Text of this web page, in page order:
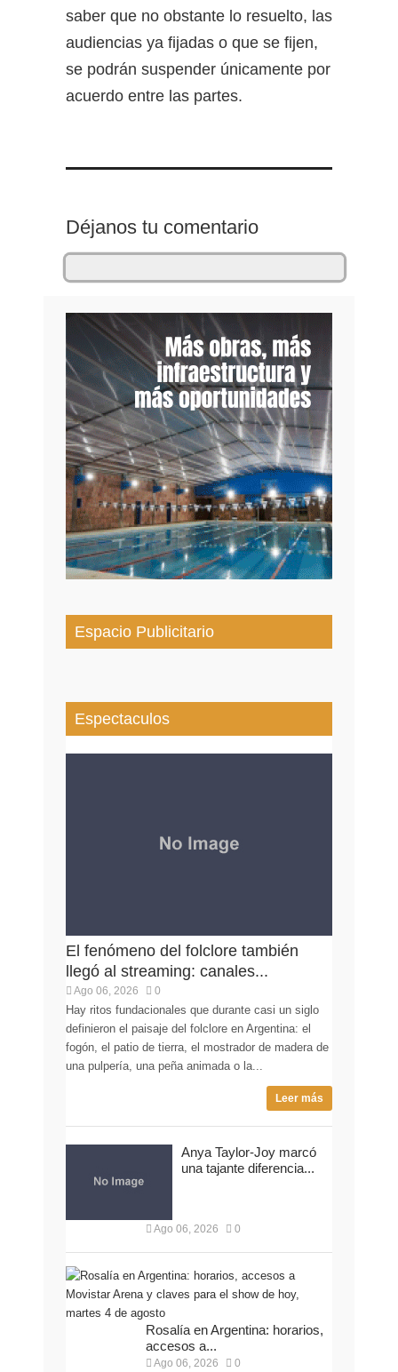
saber que no obstante lo resuelto, las
audiencias ya fijadas o que se fijen,
se podrán suspender únicamente por
acuerdo entre las partes.
Déjanos tu comentario
Espacio Publicitario
Espectaculos
El fenómeno del folclore también
llegó al streaming: canales...
Ago 06, 2026 0
Hay ritos fundacionales que durante casi un siglo
definieron el paisaje del folclore en Argentina: el
fogón, el patio de tierra, el mostrador de madera de
una pulpería, una peña animada o la...
Leer más
Anya Taylor-Joy marcó
una tajante diferencia...
Ago 06, 2026 0
Rosalía en Argentina: horarios,
accesos a...
Ago 06, 2026 0